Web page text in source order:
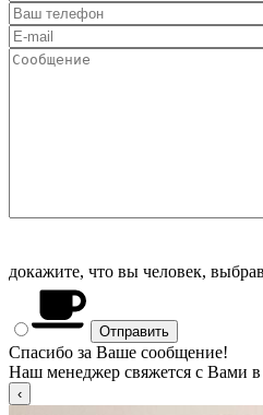
докажите, что вы человек, выбрав
Спасибо за Ваше сообщение!
Наш менеджер свяжется с Вами